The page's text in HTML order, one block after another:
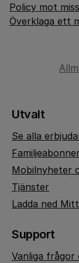
Policy mot
Överklaga ett
Utvalt
Se alla
Mobilnyheter
Tjänster
Ladda ned
Support
Vanliga frågor